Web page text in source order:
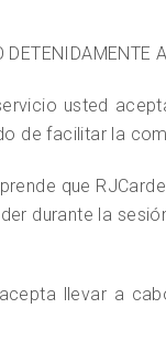
usted
de facilitar la
que
durante la
llevar a